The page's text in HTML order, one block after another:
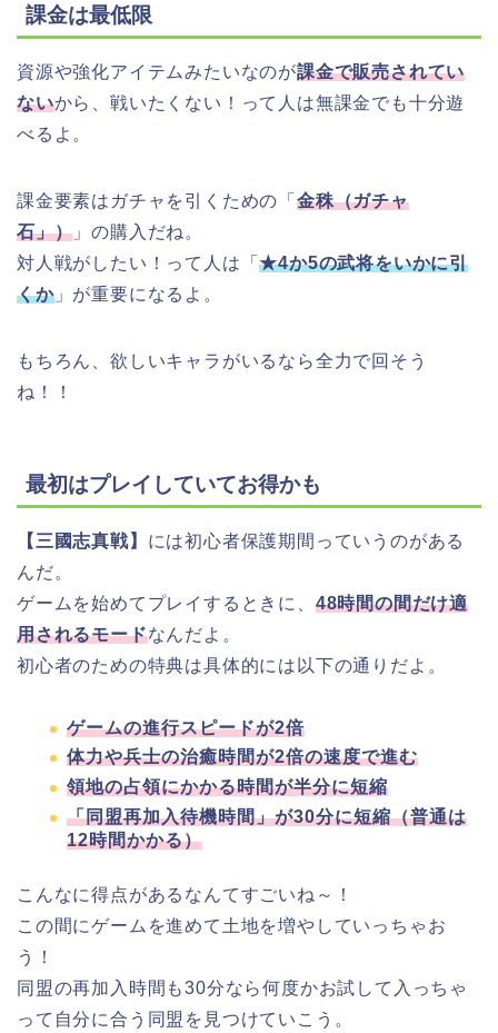
課金は最低限
資源や強化アイテムみたいなのが課金で販売されてい
ないから、戦いたくない！って人は無課金でも十分遊
べるよ。
課金要素はガチャを引くための「 金秼（ガチャ
石」） 」の購入だね。
対人戦がしたい！って人は「★4か5の武将をいかに引
くか」が重要になるよ。
もちろん、欲しいキャラがいるなら全力で回そう
ね！！
最初はプレイしていてお得かも
【三國志真戦】 には初心者保護期間っていうのがある
んだ。
ゲームを始めてプレイするときに、 48時間の間だけ適
用されるモードなんだよ。
初心者のための特典は具体的には以下の通りだよ。
ゲームの進行スピードが2倍
体力や兵士の治癒時間が2倍の速度で進む
領地の占領にかかる時間が半分に短縮
「同盟再加入待機時間」が30分に短縮（普通は
12時間かかる）
こんなに得点があるなんてすごいね～！
この間にゲームを進めて土地を増やしていっちゃお
う！
同盟の再加入時間も30分なら何度かお試して入っちゃ
って自分に合う同盟を見つけていこう。